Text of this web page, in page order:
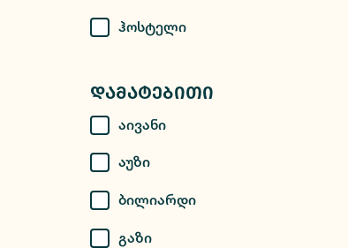
Ჰოსტელი
Დამატებითი
Აივანი
Აუზი
Ბილიარდი
Გაზი